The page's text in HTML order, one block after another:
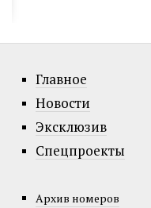
Главное
Новости
Эксклюзив
Спецпроекты
Архив номеров